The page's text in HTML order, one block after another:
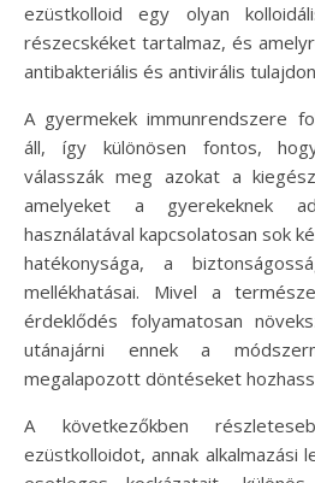
ezüstkolloid egy olyan
részecskéket tartalmaz, és
antibakteriális és antivirális
A gyermekek immunrendszere
áll, így különösen fontos,
válasszák meg azokat a
amelyeket a gyerekeknek
használatával kapcsolatosan sok
hatékonysága, a
mellékhatásai. Mivel a
érdeklődés folyamatosan
utánajárni ennek a
megalapozott döntéseket
A következőkben
ezüstkolloidot, annak alkalmazási